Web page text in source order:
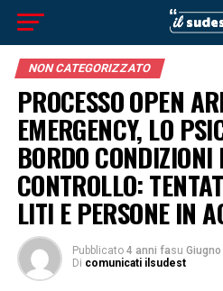
NON CATEGORIZZATO
PROCESSO OPEN
EMERGENCY, LO
BORDO CONDIZIONI
CONTROLLO:
LITI E PERSONE IN
Pubblicato 4 anni fasu
Di comunicati ilsudest